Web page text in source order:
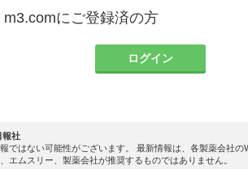
9.1.3、11.1.7参照］
に十分注意すること。
ので、本剤投与に先立って皮内反応試
参照］
の筋肉内投与を行う際には、関連文献
適応外薬検討会議 公知申請への該当性
m3.comにご登録済の方
ログイン
報社
はない可能性がございます。 最新情報は、各製薬会社の
エムスリー、製薬会社が推奨するものではありません。